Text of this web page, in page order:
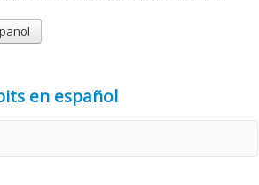
en español